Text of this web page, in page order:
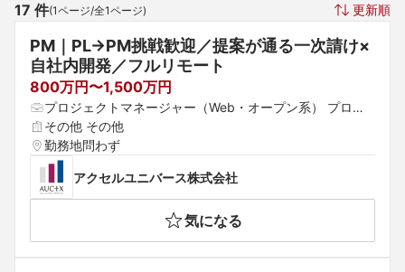
17 件(1ページ/全1ページ) 更新順
PM｜PL→PM挑戦歓迎／提案が通る一次請け×
自社内開発／フルリモート
800万円〜1,500万円
プロジェクトマネージャー（Web・オープン系） プロジ
ェクトマネージャー（汎用系） プロジェクトマネージャ
ー（制御・組み込み系）
その他 その他
勤務地問わず
アクセルユニバース株式会社
気になる